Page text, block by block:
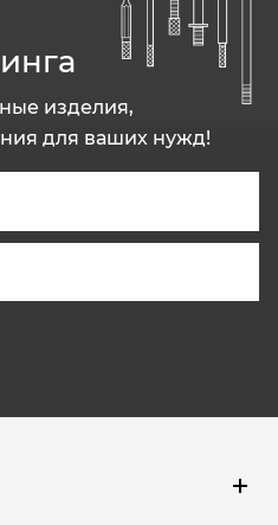
изделия,
для ваших нужд!